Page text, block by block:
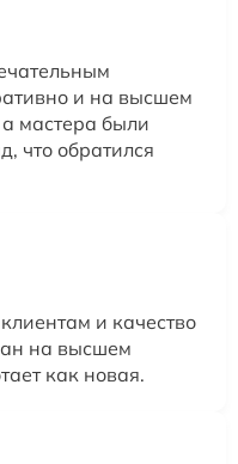
и на высшем
мастера были
что обратился
и качество
на высшем
как новая.